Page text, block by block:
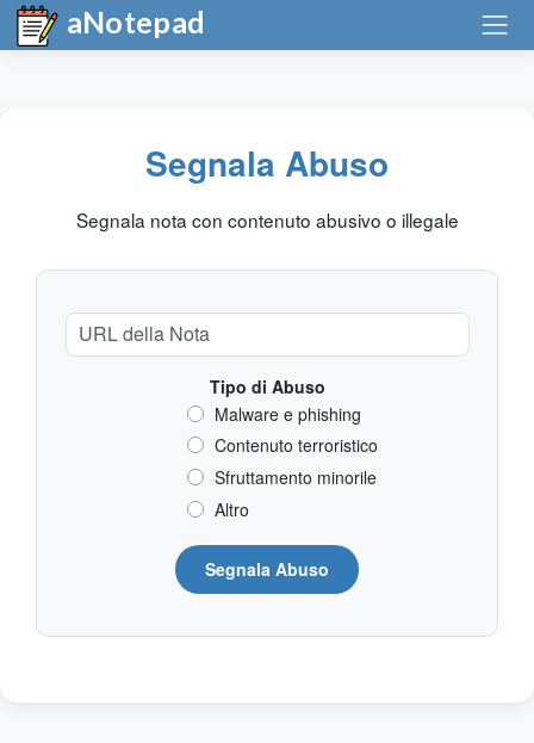
aNotepad
Segnala Abuso
Segnala nota con contenuto abusivo o illegale
Tipo di Abuso
Malware e phishing
Contenuto terroristico
Sfruttamento minorile
Altro
Segnala Abuso